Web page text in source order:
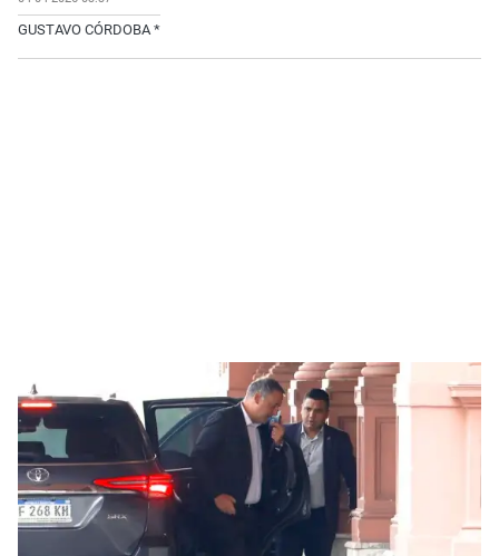
GUSTAVO CÓRDOBA *